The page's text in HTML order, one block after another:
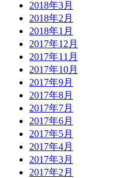
2018年3月
2018年2月
2018年1月
2017年12月
2017年11月
2017年10月
2017年9月
2017年8月
2017年7月
2017年6月
2017年5月
2017年4月
2017年3月
2017年2月